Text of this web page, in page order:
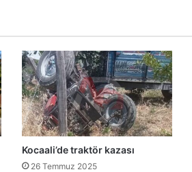
Kocaali’de traktör kazası
26 Temmuz 2025